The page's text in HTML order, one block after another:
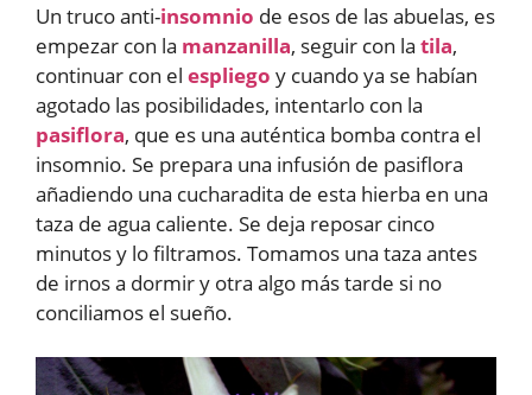
Un truco anti-insomnio de esos de las abuelas, es
empezar con la manzanilla, seguir con la tila,
continuar con el espliego y cuando ya se habían
agotado las posibilidades, intentarlo con la
pasiflora, que es una auténtica bomba contra el
insomnio. Se prepara una infusión de pasiflora
añadiendo una cucharadita de esta hierba en una
taza de agua caliente. Se deja reposar cinco
minutos y lo filtramos. Tomamos una taza antes
de irnos a dormir y otra algo más tarde si no
conciliamos el sueño.